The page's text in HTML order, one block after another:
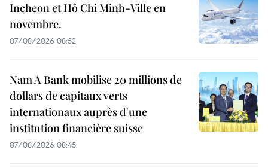
Incheon et Hô Chi Minh-Ville en
novembre.
07/08/2026 08:52
Nam A Bank mobilise 20 millions de
dollars de capitaux verts
internationaux auprès d'une
institution financière suisse
07/08/2026 08:45